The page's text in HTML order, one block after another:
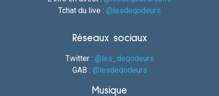
Tchat du live : @lesdeqodeurs
Réseaux sociaux
Twitter : @les_deqodeurs
GAB : @lesdeqodeurs
Musique